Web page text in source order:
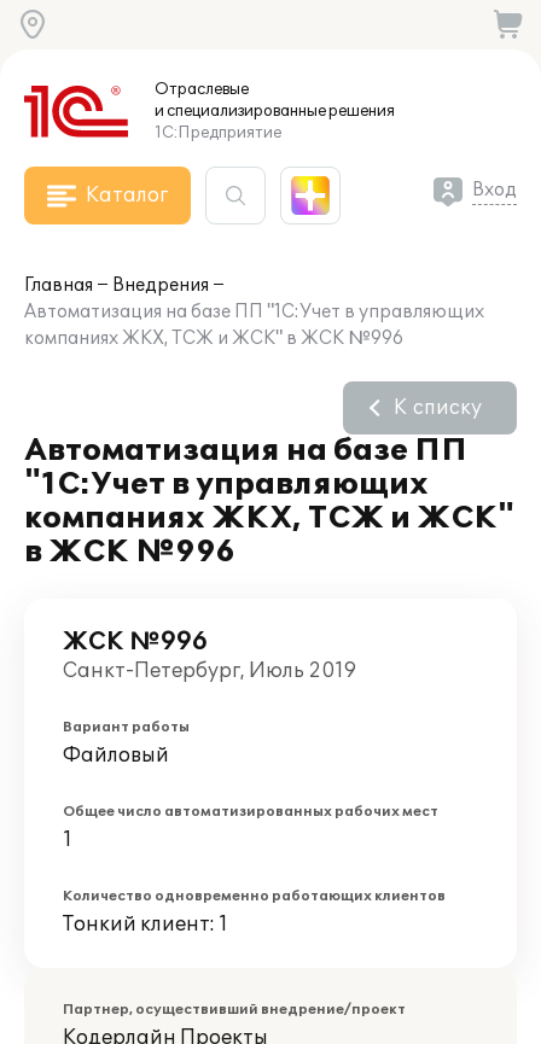
Отраслевые
и специализированныерешения
1С:Предприятие
Каталог Вход
Главная
Внедрения
Автоматизация на базе ПП "1С:Учет в управляющих
компаниях ЖКХ, ТСЖ и ЖСК" в ЖСК №996
Автоматизация на базе ПП
"1С:Учет в управляющих
компаниях ЖКХ, ТСЖ и ЖСК"
в ЖСК №996
К списку
ЖСК №996
Санкт-Петербург, Июль 2019
Вариант работы
Файловый
Общее число автоматизированных рабочих мест
1
Количество одновременно работающих клиентов
Тонкий клиент: 1
Партнер, осуществивший внедрение/проект
Кодерлайн Проекты